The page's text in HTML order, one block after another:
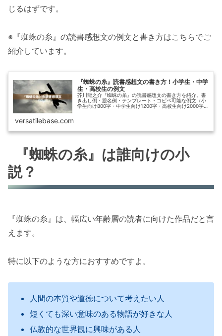
じるはずです。
※『蜘蛛の糸』の読書感想文の例文と書き方はこちらでご
紹介しています。
『蜘蛛の糸』読書感想文の書き方！小学生・中学
生・高校生の例文
芥川龍之介『蜘蛛の糸』の読書感想文の書き方を紹介。書
き出し例・題名例・テンプレート・コピペ可能な例文（小
学生向け800字・中学生向け1200字・高校生向け2000字）
versatilebase.com
『蜘蛛の糸』は誰向けの小
説？
『蜘蛛の糸』は、幅広い年齢層の読者に向けた作品だと言
えます。
特に以下のような方におすすめですよ。
人間の本質や道徳について考えたい人
短くても深い意味のある物語が好きな人
仏教的な世界観に興味がある人